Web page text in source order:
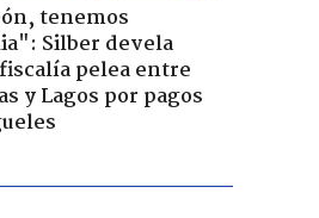
tenemos
Silber devela
pelea entre
y Lagos por pagos